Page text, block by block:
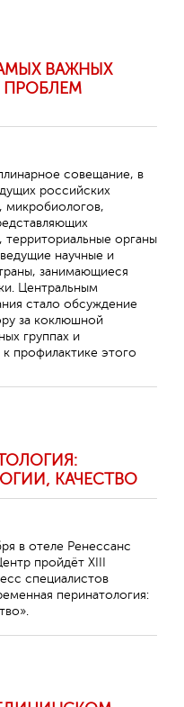
ВАЖНЫХ
совещание, в
российских
микробиологов,
территориальные органы
научные и
занимающиеся
Центральным
стало обсуждение
за коклюшной
группах и
профилактике этого
КАЧЕСТВО
в отеле Ренессанс
пройдёт XIII
специалистов
перинатология: